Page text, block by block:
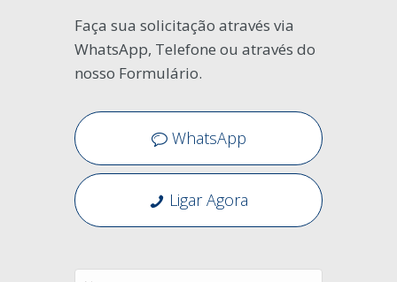
Faça sua solicitação através via
WhatsApp, Telefone ou através do
nosso Formulário.
WhatsApp
Ligar Agora